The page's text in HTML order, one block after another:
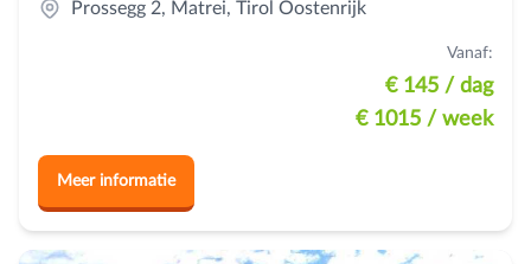
Prossegg 2, Matrei, Tirol Oostenrijk
Vanaf:
€ 145 / dag
€ 1015 / week
Meer informatie